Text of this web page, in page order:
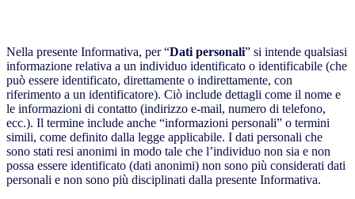
Nella presente Informativa, per “Dati personali” si intende qualsiasi
informazione relativa a un individuo identificato o identificabile (che
può essere identificato, direttamente o indirettamente, con
riferimento a un identificatore). Ciò include dettagli come il nome e
le informazioni di contatto (indirizzo e-mail, numero di telefono,
ecc.). Il termine include anche “informazioni personali” o termini
simili, come definito dalla legge applicabile. I dati personali che
sono stati resi anonimi in modo tale che l’individuo non sia e non
possa essere identificato (dati anonimi) non sono più considerati dati
personali e non sono più disciplinati dalla presente Informativa.